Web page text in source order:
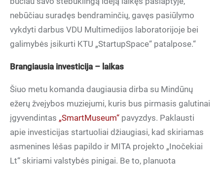
nebūčiau suradęs bendraminčių, gavęs pasiūlymo
vykdyti darbus VDU Multimedijos laboratorijoje bei
galimybės įsikurti KTU „StartupSpace“ patalpose.“
Brangiausia investicija – laikas
Šiuo metu komanda daugiausia dirba su Mindūnų
ežerų žvejybos muziejumi, kuris bus pirmasis galutinai
įgyvendintas „SmartMuseum“ pavyzdys. Paklausti
apie investicijas startuoliai džiaugiasi, kad skiriamas
asmenines lėšas papildo ir MITA projekto „Inočekiai
Lt“ skiriami valstybės pinigai. Be to, planuota